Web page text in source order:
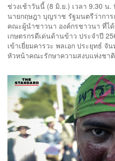
ช่วงเช้าวันนี้ (8 มิ.ย.) เวลา 9.30 น
นายกฤษฎา บุญราช รัฐมนตรีว่ากา
คณะผู้นำชาวนา องค์กรชาวนา ที่ไ
เกษตรกรดีเด่นด้านข้าว ประจำปี
เข้าเยี่ยมคารวะ พลเอก ประยุทธ์ จั
หัวหน้าคณะรักษาความสงบแห่งช